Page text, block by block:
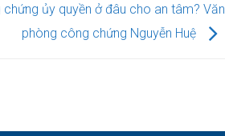
chứng ủy quyền ở đâu cho an tâm? Văn
phòng công chứng Nguyễn Huệ